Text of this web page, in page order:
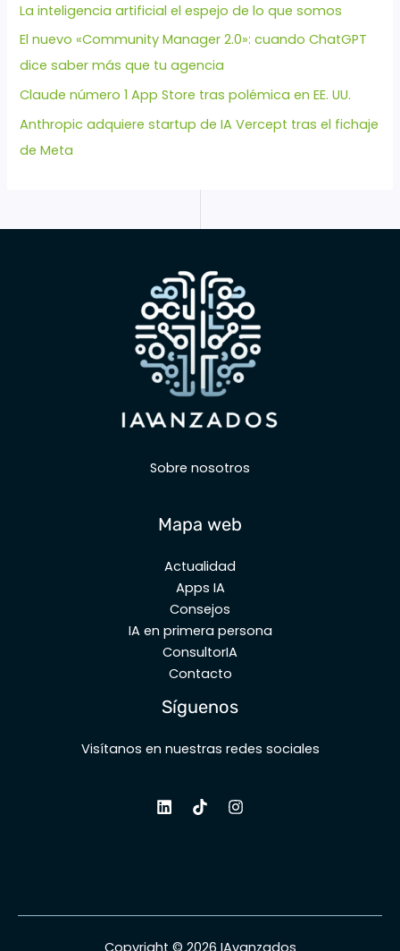
La inteligencia artificial el espejo de lo que somos
El nuevo «Community Manager 2.0»: cuando ChatGPT
dice saber más que tu agencia
Claude número 1 App Store tras polémica en EE. UU.
Anthropic adquiere startup de IA Vercept tras el fichaje
de Meta
Sobre nosotros
Mapa web
Actualidad
Apps IA
Consejos
IA en primera persona
ConsultorIA
Contacto
Síguenos
Visítanos en nuestras redes sociales
Copyright © 2026 IAvanzados